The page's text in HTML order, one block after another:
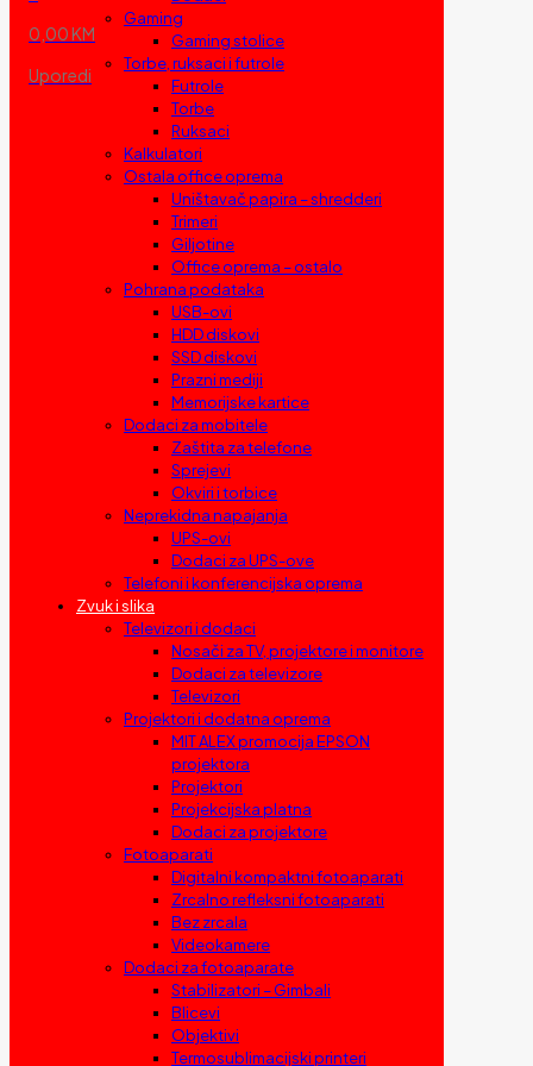
0,00 KM
Uporedi
Gaming
Gaming stolice
Torbe, ruksaci i futrole
Futrole
Torbe
Ruksaci
Kalkulatori
Ostala office oprema
Uništavač papira – shredderi
Trimeri
Giljotine
Office oprema – ostalo
Pohrana podataka
USB-ovi
HDD diskovi
SSD diskovi
Prazni mediji
Memorijske kartice
Dodaci za mobitele
Zaštita za telefone
Sprejevi
Okviri i torbice
Neprekidna napajanja
UPS-ovi
Dodaci za UPS-ove
Telefoni i konferencijska oprema
Zvuk i slika
Televizori i dodaci
Nosači za TV, projektore i monitore
Dodaci za televizore
Televizori
Projektori i dodatna oprema
MIT ALEX promocija EPSON
projektora
Projektori
Projekcijska platna
Dodaci za projektore
Fotoaparati
Digitalni kompaktni fotoaparati
Zrcalno refleksni fotoaparati
Bez zrcala
Videokamere
Dodaci za fotoaparate
Stabilizatori – Gimbali
Blicevi
Objektivi
Termosublimacijski printeri